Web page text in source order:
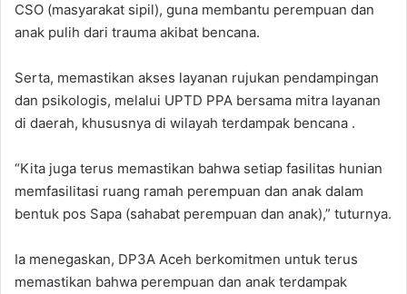
CSO (masyarakat sipil), guna membantu perempuan dan
anak pulih dari trauma akibat bencana.
Serta, memastikan akses layanan rujukan pendampingan
dan psikologis, melalui UPTD PPA bersama mitra layanan
di daerah, khususnya di wilayah terdampak bencana .
“Kita juga terus memastikan bahwa setiap fasilitas hunian
memfasilitasi ruang ramah perempuan dan anak dalam
bentuk pos Sapa (sahabat perempuan dan anak),” tuturnya.
Ia menegaskan, DP3A Aceh berkomitmen untuk terus
memastikan bahwa perempuan dan anak terdampak